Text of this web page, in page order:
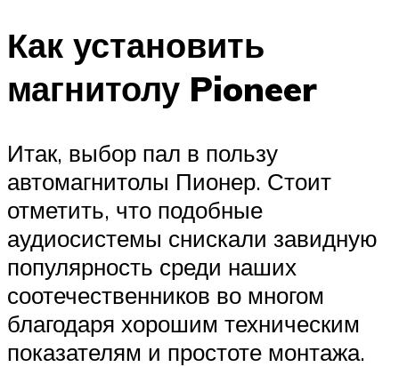
Как установить
магнитолу Pioneer
Итак, выбор пал в пользу
автомагнитолы Пионер. Стоит
отметить, что подобные
аудиосистемы снискали завидную
популярность среди наших
соотечественников во многом
благодаря хорошим техническим
показателям и простоте монтажа.